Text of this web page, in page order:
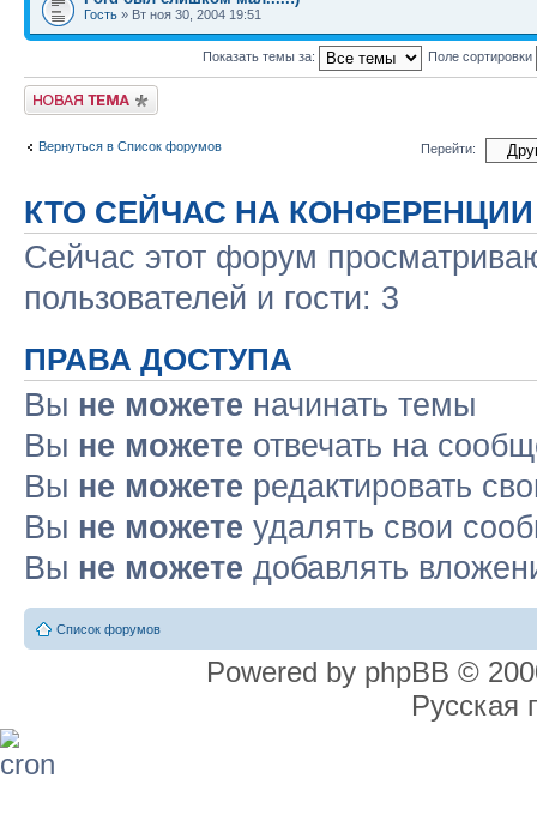
Гость » Вт ноя 30, 2004 19:51
Показать темы за: Поле сортировки
Новая тема
Вернуться в Список форумов Перейти:
КТО СЕЙЧАС НА КОНФЕРЕНЦИИ
Сейчас этот форум
пользователей и гости: 3
ПРАВА ДОСТУПА
Вы не можете начинать темы
Вы не можете отвечать на
Вы не можете редактировать
Вы не можете удалять свои
Вы не можете добавлять
Список форумов
Powered by phpBB ©
Русская